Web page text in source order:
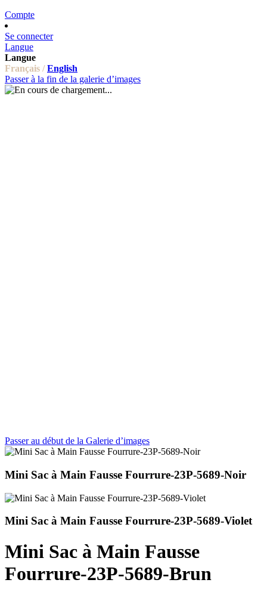
Compte
Se connecter
Langue
Langue
Français / English
Passer à la fin de la galerie d’images
Passer au début de la Galerie d’images
Mini Sac à Main Fausse Fourrure-23P-5689-Noir
Mini Sac à Main Fausse Fourrure-23P-5689-Violet
Mini Sac à Main Fausse
Fourrure-23P-5689-Brun